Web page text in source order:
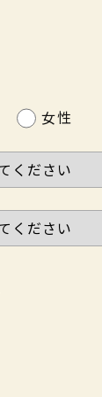
女性